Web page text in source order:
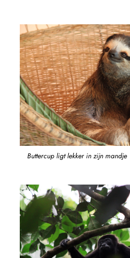
Buttercup ligt lekker in zijn mandje